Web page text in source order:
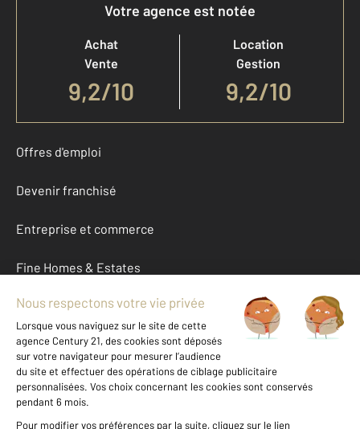
Votre agence est notée
Achat
Vente
9,2/10
Location
Gestion
9,2/10
Offres d'emploi
Devenir franchisé
Entreprise et commerce
Fine Homes & Estates
À propos
International
Nous contacter